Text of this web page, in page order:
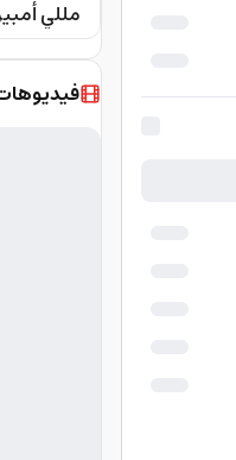
Starter